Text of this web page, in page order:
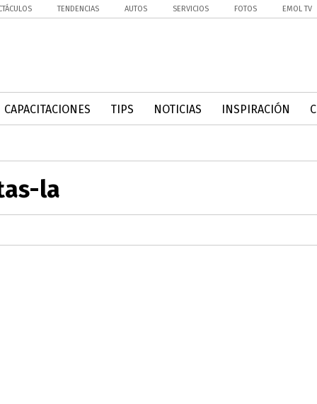
TENDENCIAS AUTOS SERVICIOS FOTOS EMOL TV
CAPACITACIONES TIPS NOTICIAS INSPIRACIÓN
la